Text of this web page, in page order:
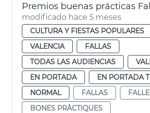
modificado hace 5 meses
CULTURA Y FIESTAS POPULARES
VALENCIA
FALLAS
TODAS LAS AUDIENCIAS
EN PORTADA
EN PORTADA
NORMAL
FALLAS
BONES PRÀCTIQUES